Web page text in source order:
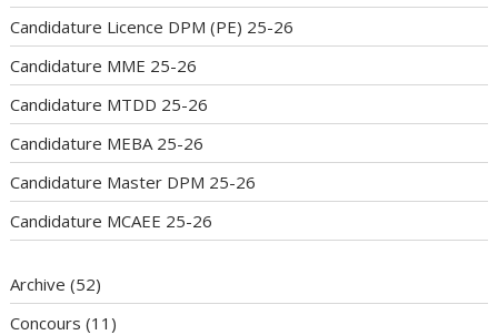
Candidature Licence DPM (PE) 25-26
Candidature MME 25-26
Candidature MTDD 25-26
Candidature MEBA 25-26
Candidature Master DPM 25-26
Candidature MCAEE 25-26
Archive (52)
Concours (11)